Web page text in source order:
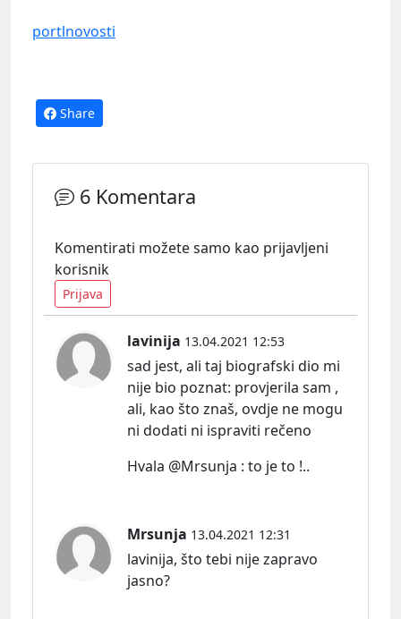
portlnovosti
Share
6 Komentara
Komentirati možete samo kao prijavljeni
korisnik
Prijava
lavinija 13.04.2021 12:53
sad jest, ali taj biografski dio mi
nije bio poznat: provjerila sam ,
ali, kao što znaš, ovdje ne mogu
ni dodati ni ispraviti rečeno
Hvala @Mrsunja : to je to !..
Mrsunja 13.04.2021 12:31
lavinija, što tebi nije zapravo
jasno?